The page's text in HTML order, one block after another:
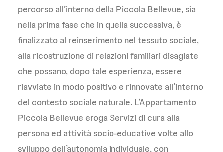
percorso all’interno della Piccola Bellevue, sia
nella prima fase che in quella successiva, è
finalizzato al reinserimento nel tessuto sociale,
alla ricostruzione di relazioni familiari disagiate
che possano, dopo tale esperienza, essere
riavviate in modo positivo e rinnovate all’interno
del contesto sociale naturale. L’Appartamento
Piccola Bellevue eroga Servizi di cura alla
persona ed attività socio-educative volte allo
sviluppo dell’autonomia individuale, con